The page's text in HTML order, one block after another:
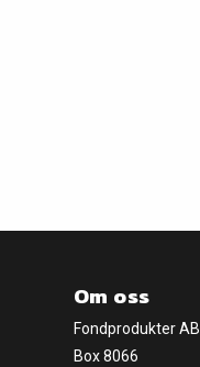
Om oss
Fondprodukter AB
Box 8066